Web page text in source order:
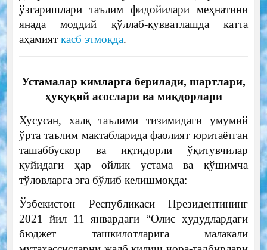
ўзгаришлари таълим фидойилари меҳнатини
янада моддий қўллаб-қувватлашда катта
аҳамият касб этмоқда.
Устамалар кимларга берилади, шартлари,
ҳуқуқий асослари ва миқдорлари
Хусусан, халқ таълими тизимидаги умумий
ўрта таълим мактабларида фаолият юритаётган
ташаббускор ва иқтидорли ўқитувчилар
қуйидаги ҳар ойлик устама ва қўшимча
тўловларга эга бўлиб келишмоқда:
Ўзбекистон Республикаси Президентининг
2021 йил 11 январдаги “Олис ҳудудлардаги
бюджет ташкилотларига малакали